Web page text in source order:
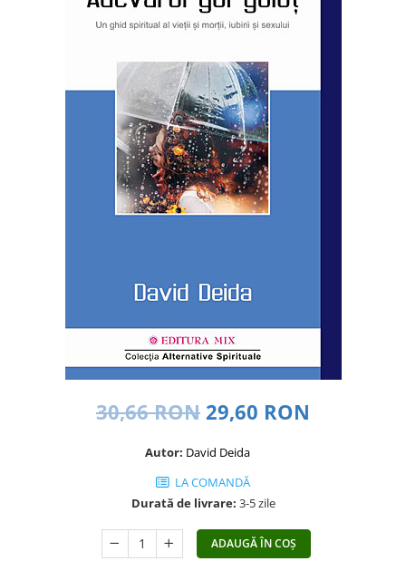
Transformare spirituală
Dezvoltare personală
Seria Helena Blavatsky
30,66 RON 29,60 RON
Autor: David Deida
LA COMANDĂ
Durată de livrare: 3-5 zile
ADAUGĂ ÎN COȘ